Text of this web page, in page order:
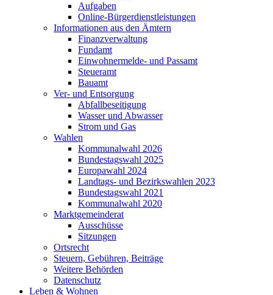
Aufgaben
Online-Bürgerdienstleistungen
Informationen aus den Ämtern
Finanzverwaltung
Fundamt
Einwohnermelde- und Passamt
Steueramt
Bauamt
Ver- und Entsorgung
Abfallbeseitigung
Wasser und Abwasser
Strom und Gas
Wahlen
Kommunalwahl 2026
Bundestagswahl 2025
Europawahl 2024
Landtags- und Bezirkswahlen 2023
Bundestagswahl 2021
Kommunalwahl 2020
Marktgemeinderat
Ausschüsse
Sitzungen
Ortsrecht
Steuern, Gebühren, Beiträge
Weitere Behörden
Datenschutz
Leben & Wohnen